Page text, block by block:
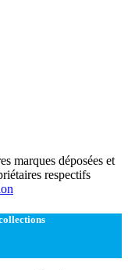
marques déposées et
respectifs